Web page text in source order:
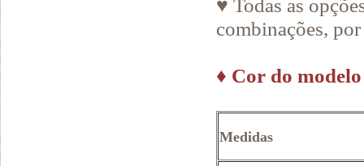
♥ Todas as
combinações,
♦ Cor do
Medidas